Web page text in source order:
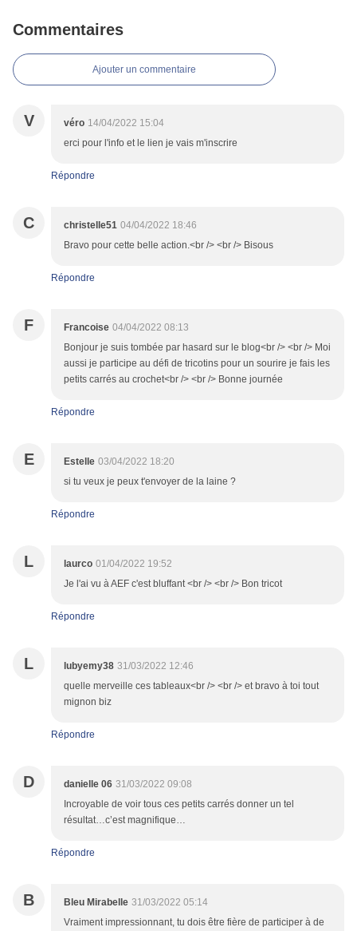
Commentaires
Ajouter un commentaire
V véro 14/04/2022 15:04
erci pour l'info et le lien je vais m'inscrire
Répondre
C christelle51 04/04/2022 18:46
Bravo pour cette belle action.<br /> <br /> Bisous
Répondre
F Francoise 04/04/2022 08:13
Bonjour je suis tombée par hasard sur le blog<br /> <br /> Moi
aussi je participe au défi de tricotins pour un sourire je fais les
petits carrés au crochet<br /> <br /> Bonne journée
Répondre
E Estelle 03/04/2022 18:20
si tu veux je peux t'envoyer de la laine ?
Répondre
L laurco 01/04/2022 19:52
Je l'ai vu à AEF c'est bluffant <br /> <br /> Bon tricot
Répondre
L lubyemy38 31/03/2022 12:46
quelle merveille ces tableaux<br /> <br /> et bravo à toi tout
mignon biz
Répondre
D danielle 06 31/03/2022 09:08
Incroyable de voir tous ces petits carrés donner un tel
résultat…c’est magnifique…
Répondre
B Bleu Mirabelle 31/03/2022 05:14
Vraiment impressionnant, tu dois être fière de participer à de